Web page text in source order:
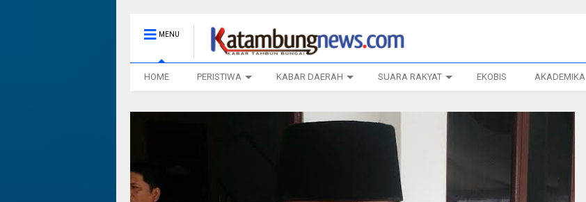
MENU
HOME PERISTIWA KABAR DAERAH SUARA RAKYAT EKOBIS AKADEMIKA